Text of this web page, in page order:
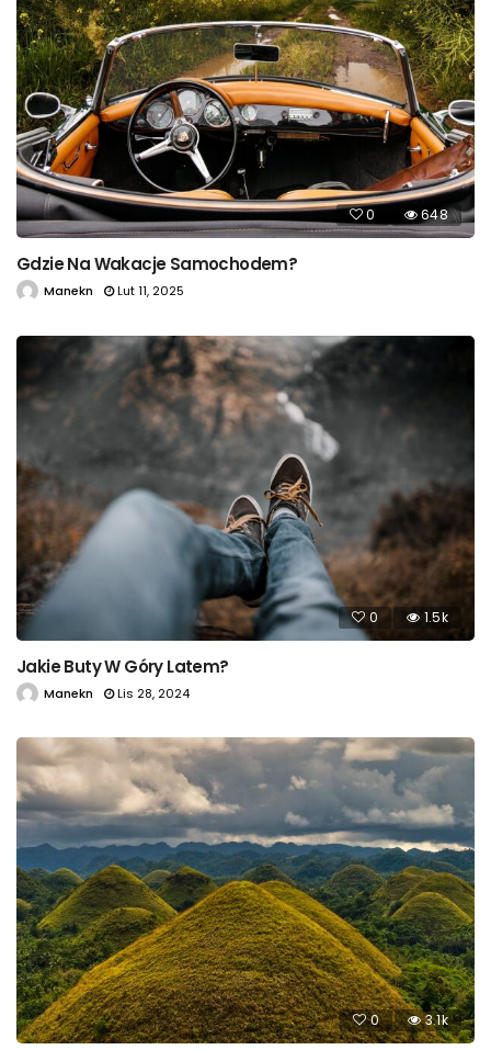
0 648
Gdzie Na Wakacje Samochodem?
Manekn Lut 11, 2025
0 1.5k
Jakie Buty W Góry Latem?
Manekn Lis 28, 2024
0 3.1k